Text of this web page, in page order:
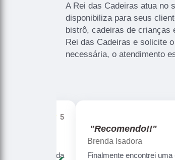
A Rei das Cadeiras atua no
disponibiliza para seus
bistrô, cadeiras de crianças
Rei das Cadeiras e solicite
necessária, o atendimento
"Recomendo!!"
Brenda Isadora
Finalmente encontrei uma